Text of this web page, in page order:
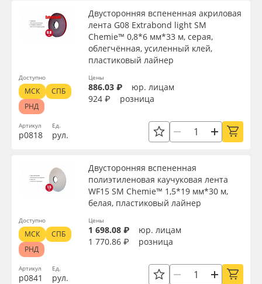
Артикул
р0818
Двусторонняя вспененная акриловая
лента G08 Extrabond light SM
Chemie™ 0,8*6 мм*33 м, серая,
облегчённая, усиленный клей,
пластиковый лайнер
Ед.
рул.
Цены
886.03 ₽
юр. лицам
924 ₽
розница
Доступно
МСК
СПБ
РНД
Артикул
р0841
Двусторонняя вспененная
полиэтиленовая каучуковая лента
WF15 SM Chemie™ 1,5*19 мм*30 м,
белая, пластиковый лайнер
Ед.
рул.
Цены
1 698.08 ₽
юр. лицам
1 770.86 ₽
розница
Доступно
МСК
СПБ
РНД